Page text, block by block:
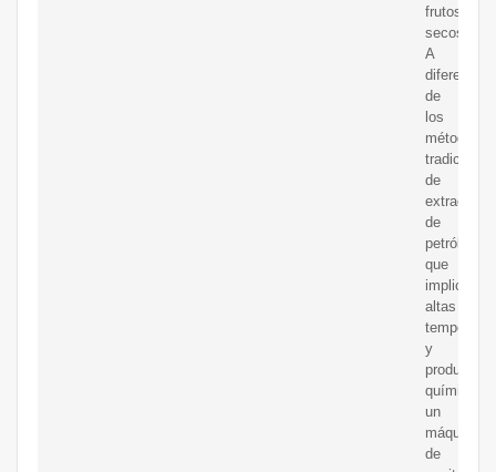
frutos
secos.
A
diferencia
de
los
métodos
de
extracción
de
petróleo,
que
implican
altas
y
productos
químicos,
un
máquina
de